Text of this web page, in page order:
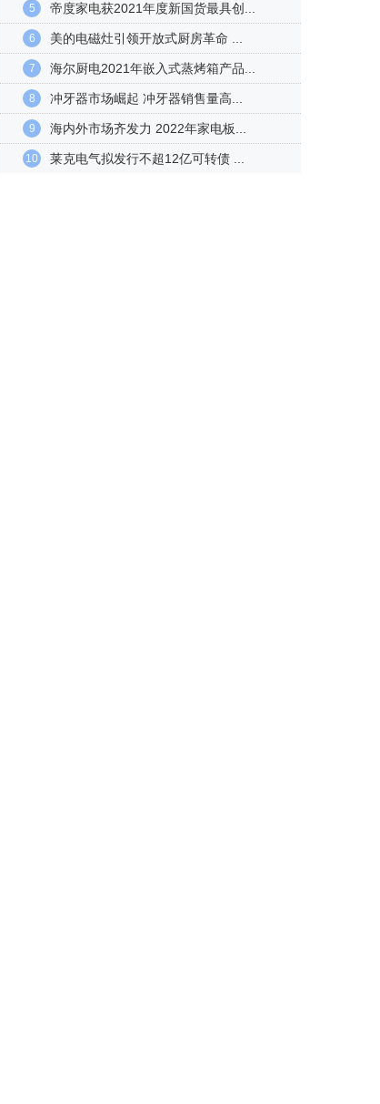
5 帝度家电获2021年度新国货最具创...
6 美的电磁灶引领开放式厨房革命 ...
7 海尔厨电2021年嵌入式蒸烤箱产品...
8 冲牙器市场崛起 冲牙器销售量高...
9 海内外市场齐发力 2022年家电板...
10 莱克电气拟发行不超12亿可转债 ...